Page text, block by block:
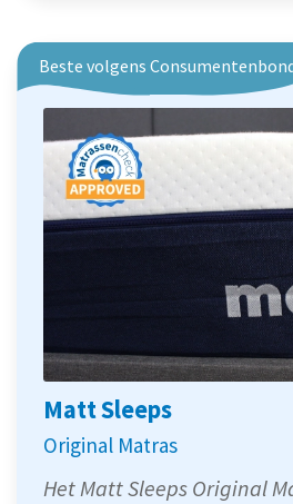
Beste volgens
Matt Sleeps
Original Matras
Het Matt Sleeps Original